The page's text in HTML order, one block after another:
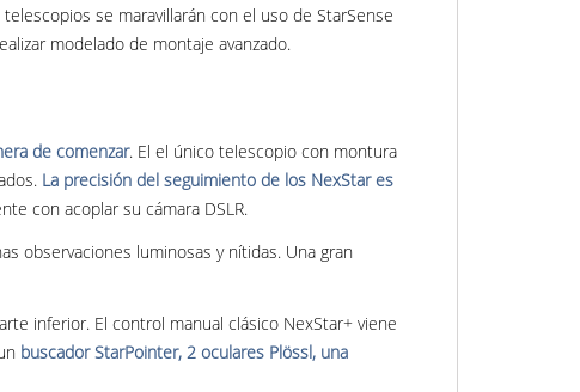
se maravillarán con el uso de StarSense
modelado de montaje avanzado.
de comenzar. El el único telescopio con montura
La precisión del seguimiento de los NexStar es
con acoplar su cámara DSLR.
observaciones luminosas y nítidas. Una gran
inferior. El control manual clásico NexStar+ viene
buscador StarPointer, 2 oculares Plössl, una